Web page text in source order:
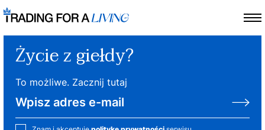
Życie z giełdy?
To możliwe. Zacznij tutaj